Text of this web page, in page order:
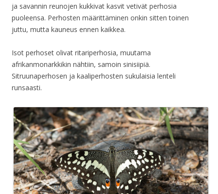
ja savannin reunojen kukkivat kasvit vetivät perhosia
puoleensa. Perhosten määrittäminen onkin sitten toinen
juttu, mutta kauneus ennen kaikkea.
Isot perhoset olivat ritariperhosia, muutama
afrikanmonarkkikin nähtiin, samoin sinisiipiä.
Sitruunaperhosen ja kaaliperhosten sukulaisia lenteli
runsaasti.